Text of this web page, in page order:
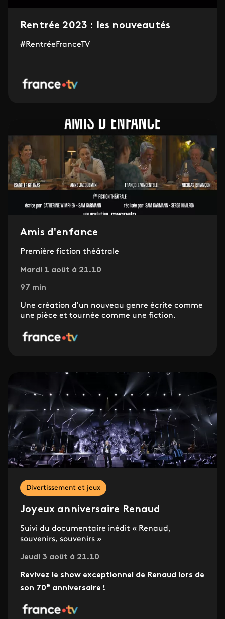
Rentrée 2023 : les nouveautés
#RentréeFranceTV​​​​​​​
Amis d'enfance
Première fiction théâtrale
Mardi 1 août à 21.10
97 min
Une création d'un nouveau genre écrite comme
une pièce et tournée comme une fiction.
Divertissement et jeux
Joyeux anniversaire Renaud
Suivi du documentaire inédit « Renaud,
souvenirs, souvenirs »
Jeudi 3 août à 21.10
Revivez le show exceptionnel de Renaud lors de
son 70e anniversaire !